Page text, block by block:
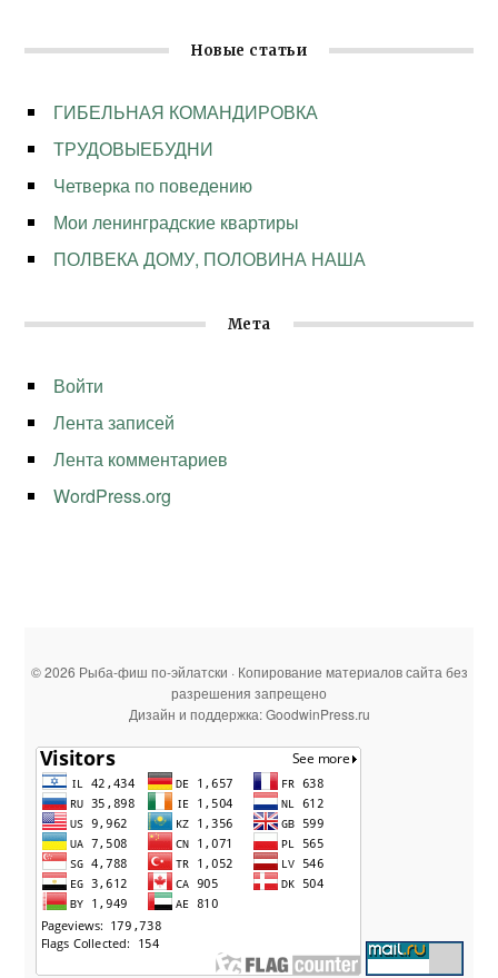
Новые статьи
ГИБЕЛЬНАЯ КОМАНДИРОВКА
ТРУДОВЫЕБУДНИ
Четверка по поведению
Мои ленинградские квартиры
ПОЛВЕКА ДОМУ, ПОЛОВИНА НАША
Мета
Войти
Лента записей
Лента комментариев
WordPress.org
© 2026 Рыба-фиш по-эйлатски · Копирование материалов сайта без
разрешения запрещено
Дизайн и поддержка: GoodwinPress.ru